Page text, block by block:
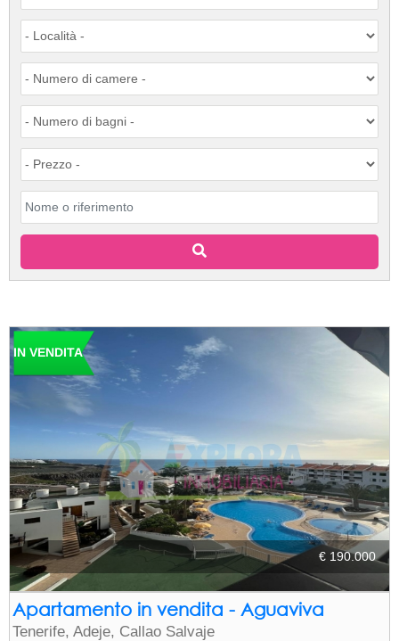
IN VENDITA
€ 190.000
Apartamento in vendita - Aguaviva
Tenerife, Adeje, Callao Salvaje